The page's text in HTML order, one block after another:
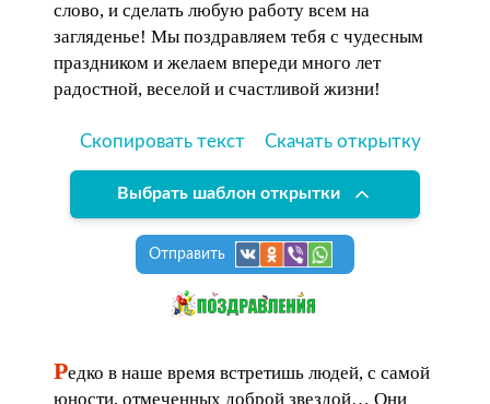
слово, и сделать любую работу всем на
загляденье! Мы поздравляем тебя с чудесным
праздником и желаем впереди много лет
радостной, веселой и счастливой жизни!
Скопировать текст Скачать открытку
Выбрать шаблон открытки
Отправить
Редко в наше время встретишь людей, с самой
юности, отмеченных доброй звездой… Они